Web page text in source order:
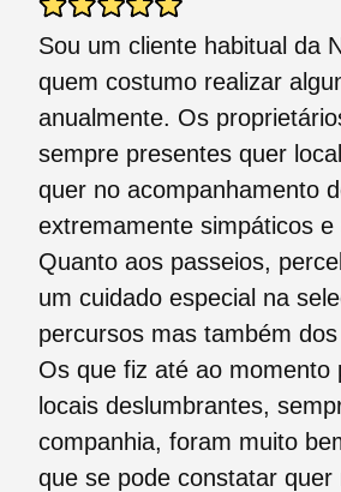
Sou um cliente habitual da
quem costumo realizar
anualmente. Os
sempre presentes quer
quer no acompanhamento
extremamente simpáticos e
Quanto aos passeios,
um cuidado especial na
percursos mas também
Os que fiz até ao momento
locais deslumbrantes,
companhia, foram muito
que se pode constatar quer